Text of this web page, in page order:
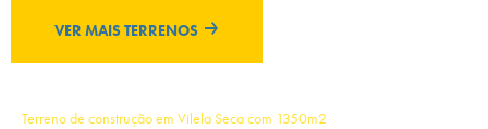
VER MAIS TERRENOS
Terreno de construção em Vilela Seca com 1350m2